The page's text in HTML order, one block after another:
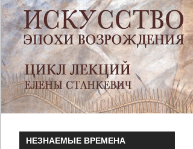
НЕЗНАЕМЫЕ ВРЕМЕНА